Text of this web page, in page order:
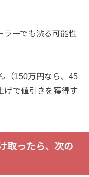
ラーでも渋る可能性
（150万円なら、45
げで値引きを獲得す
取ったら、次の